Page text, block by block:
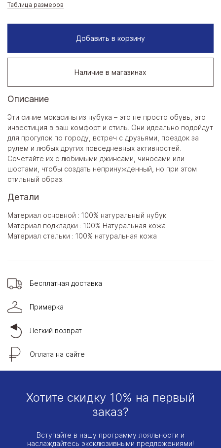
Таблица размеров
Добавить в корзину
Наличие в магазинах
Описание
Эти синие мокасины из нубука – это не просто обувь, это
инвестиция в ваш комфорт и стиль. Они идеально подойдут
для прогулок по городу, встреч с друзьями, поездок за
рулем и любых других повседневных активностей.
Сочетайте их с любимыми джинсами, чиносами или
шортами, чтобы создать непринужденный, но при этом
стильный образ.
Детали
Материал основной : 100% натуральный нубук
Материал подкладки : 100% Натуральная кожа
Материал стельки : 100% натуральная кожа
Бесплатная доставка
Примерка
Легкий возврат
Оплата на сайте
Хотите скидку 10% на первый
заказ?
Вступайте в нашу программу лояльности и
наслаждайтесь эксклюзивными предложениями!